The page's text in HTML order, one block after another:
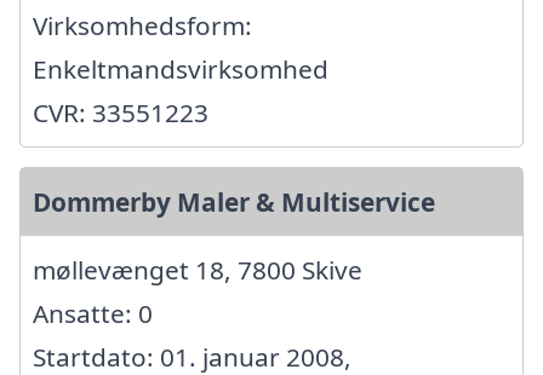
Virksomhedsform:
Enkeltmandsvirksomhed
CVR: 33551223
Dommerby Maler & Multiservice
møllevænget 18, 7800 Skive
Ansatte: 0
Startdato: 01. januar 2008,